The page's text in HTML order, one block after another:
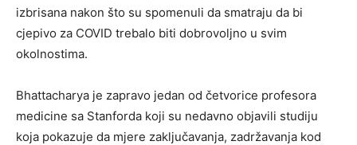
izbrisana nakon što su spomenuli da smatraju da bi
cjepivo za COVID trebalo biti dobrovoljno u svim
okolnostima.
Bhattacharya je zapravo jedan od četvorice profesora
medicine sa Stanforda koji su nedavno objavili studiju
koja pokazuje da mjere zaključavanja, zadržavanja kod